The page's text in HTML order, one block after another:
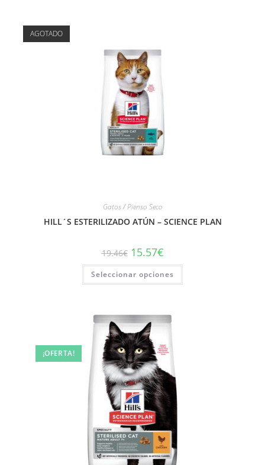
AGOTADO
Gatos / Pienso Seco
HILL´S ESTERILIZADO ATÚN – SCIENCE PLAN
19.46€ 15.57€
Seleccionar opciones
¡OFERTA!